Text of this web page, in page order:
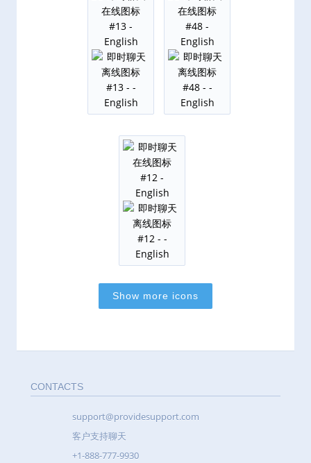
CONTACTS
support@providesupport.com
客户支持聊天
+1-888-777-9930